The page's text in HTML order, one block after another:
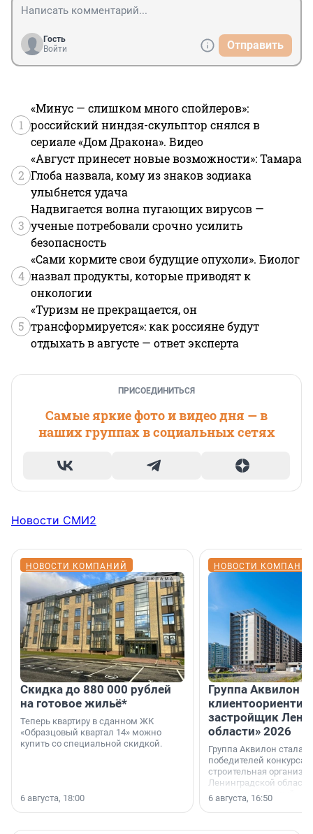
Гость
Войти
Отправить
1
«Минус — слишком много спойлеров»:
российский ниндзя-скульптор снялся в
сериале «Дом Дракона». Видео
2
«Август принесет новые возможности»: Тамара
Глоба назвала, кому из знаков зодиака
улыбнется удача
3
Надвигается волна пугающих вирусов —
ученые потребовали срочно усилить
безопасность
4
«Сами кормите свои будущие опухоли». Биолог
назвал продукты, которые приводят к
онкологии
5
«Туризм не прекращается, он
трансформируется»: как россияне будут
отдыхать в августе — ответ эксперта
ПРИСОЕДИНИТЬСЯ
Самые яркие фото и видео дня — в
наших группах в социальных сетях
Новости СМИ2
НОВОСТИ КОМПАНИЙ
Скидка до 880 000 рублей
на готовое жильё*
Теперь квартиру в сданном ЖК
«Образцовый квартал 14» можно
купить со специальной скидкой.
6 августа, 18:00
НОВОСТИ
Группа Аквилон
застройщик
области» 2026
Группа Аквилон стала
победителей конкурса
строительная
Ленинградской области
номинации «Самый
застройщик
области».
6 августа, 16:50